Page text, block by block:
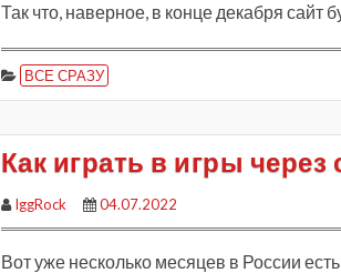
Так что, наверное, в конце декабря сайт
ВСЕ СРАЗУ
Как играть в игры
IggRock 04.07.2022
Вот уже несколько месяцев в России